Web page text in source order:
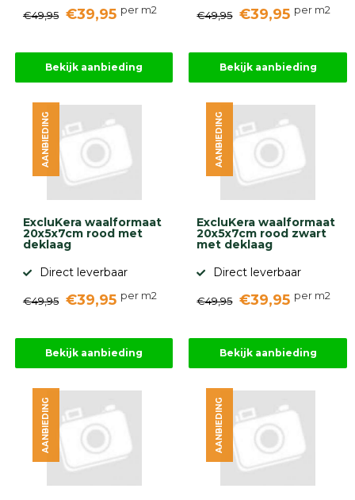
Muurelementen
Straatklinkers
Opsluitbanden
Betonbanden
Palissades
Tuinaarde
Halfverharding
diversen
Beplantings
betonelementen
Overig
Compleet
tuinproject
Onlinebestrating.nl
9.1
€49,95 €39,95 per m2
Bekijk aanbieding
€49,95 €39,95 per m2
Bekijk aanbieding
ExcluKera waalformaat
20x5x7cm rood met
deklaag
Direct leverbaar
€49,95 €39,95 per m2
AANBIEDING
Bekijk aanbieding
ExcluKera waalformaat
20x5x7cm rood zwart
met deklaag
Direct leverbaar
€49,95 €39,95 per m2
AANBIEDING
Bekijk aanbieding
AANBIEDING AANBIEDING